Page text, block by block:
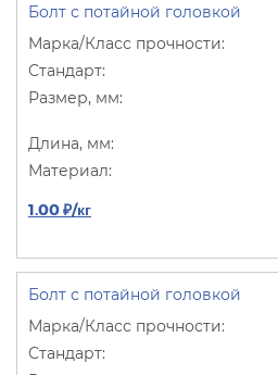
Болт с потайной головкой
1.00 ₽/кг
Болт с потайной головкой